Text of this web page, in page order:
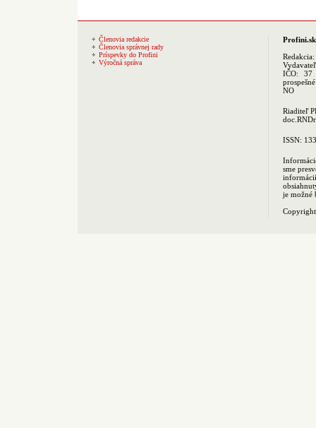
Členovia redakcie
Členovia správnej rady
Príspevky do Profini
Výročná správa
Profini.sk
Redakcia:
IČO: 37
NO
Riaditeľ
ISSN:
sme
je možné